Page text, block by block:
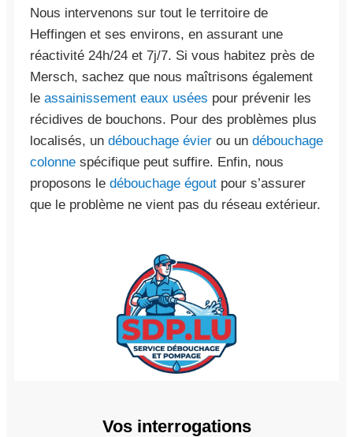
Nous intervenons sur tout le territoire de
Heffingen et ses environs, en assurant une
réactivité 24h/24 et 7j/7. Si vous habitez près de
Mersch, sachez que nous maîtrisons également
le assainissement eaux usées pour prévenir les
récidives de bouchons. Pour des problèmes plus
localisés, un débouchage évier ou un débouchage
colonne spécifique peut suffire. Enfin, nous
proposons le débouchage égout pour s’assurer
que le problème ne vient pas du réseau extérieur.
Vos interrogations